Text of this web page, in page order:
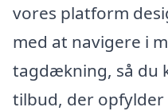
vores platform
med at navigere i
tagdækning, så du
tilbud, der opfylder